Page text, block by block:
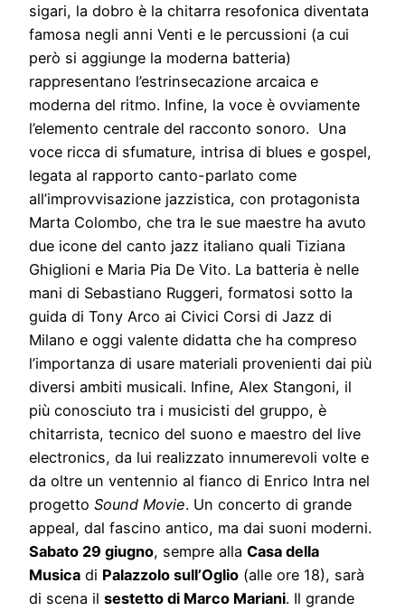
sigari, la dobro è la chitarra resofonica diventata
famosa negli anni Venti e le percussioni (a cui
però si aggiunge la moderna batteria)
rappresentano l’estrinsecazione arcaica e
moderna del ritmo. Infine, la voce è ovviamente
l’elemento centrale del racconto sonoro. Una
voce ricca di sfumature, intrisa di blues e gospel,
legata al rapporto canto-parlato come
all’improvvisazione jazzistica, con protagonista
Marta Colombo, che tra le sue maestre ha avuto
due icone del canto jazz italiano quali Tiziana
Ghiglioni e Maria Pia De Vito. La batteria è nelle
mani di Sebastiano Ruggeri, formatosi sotto la
guida di Tony Arco ai Civici Corsi di Jazz di
Milano e oggi valente didatta che ha compreso
l’importanza di usare materiali provenienti dai più
diversi ambiti musicali. Infine, Alex Stangoni, il
più conosciuto tra i musicisti del gruppo, è
chitarrista, tecnico del suono e maestro del live
electronics, da lui realizzato innumerevoli volte e
da oltre un ventennio al fianco di Enrico Intra nel
progetto Sound Movie. Un concerto di grande
appeal, dal fascino antico, ma dai suoni moderni.
Sabato 29 giugno, sempre alla Casa della
Musica di Palazzolo sull’Oglio (alle ore 18), sarà
di scena il sestetto di Marco Mariani. Il grande